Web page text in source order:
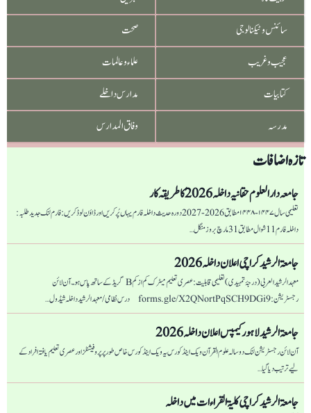
تاؤلی
صاحب
سائنس و ٹیکنالوجی
صحت
عجیب و غریب
علماء و عالمات
کتابیات
مدارس داخلے
مدرسہ
وفاق المدارس
تازہ اضافات
جامعہ دار العلوم حقانیہ داخلہ 2026 کا طریقہ کار
تعلیمی سال ۱۴۴۷-۱۴۴۸ مطابق 2026-2027 دورہ حدیث داخلہ فارم یہاں پُر کریں اور ڈاؤن لوڈ کریں: فارم لنک جدید طلبہ :
داخلہ فارم 11 شوال مطابق 31 مارچ بروز منگل…
جامعۃ الرشید کراچی اعلان داخلہ 2026
معہد الرشید العربی (درجۂ تمہیدی) تعلیمی قابلیت: عصری تعلیم میٹرک کم از کم B گریڈ کے ساتھ پاس ہو۔ آن لائن
رجسٹریشن: forms.gle/X2QNortPqSCH9DGi9 درس نظامی/ معہد الرشید داخلہ شیڈول…
جامعۃ الرشید لاہور کیمپس اعلان داخلہ 2026
آن لائن رجسٹریشن لنک دو سالہ علوم القرآن ویک اینڈ کورس یہ ویک اینڈ کورس خاص طور پر پروفیشنلز اور عصری تعلیم یافتہ افراد کے
لیے ترتیب دیا گیا…
جامعۃ الرشید کراچی كليۃ القراءات میں داخلہ